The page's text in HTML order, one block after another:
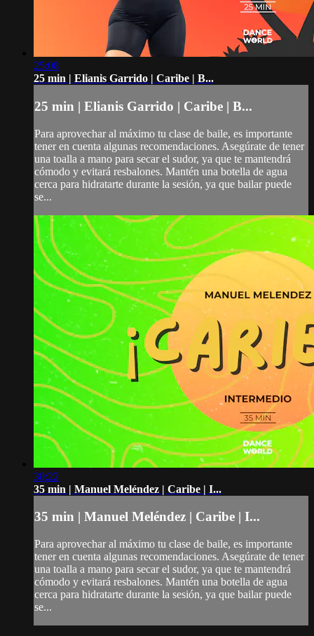
25:08
25 min | Elianis Garrido | Caribe | B...
25 min | Elianis Garrido | Caribe | B...
Para aprovechar al máximo tu clase de baile, es importante
tener en cuenta algunas recomendaciones. Asegúrate de tener
una toalla a mano para secar el sudor, ya que te mantendrá
cómodo y evitará resbalones. Mantén una botella de agua
cerca para hidratarte durante la sesión, ya que bailar puede
se...
30:22
35 min | Manuel Meléndez | Caribe | I...
35 min | Manuel Meléndez | Caribe | I...
Para aprovechar al máximo tu clase de baile, es importante
tener en cuenta algunas recomendaciones. Asegúrate de tener
una toalla a mano para secar el sudor, ya que te mantendrá
cómodo y evitará resbalones. Mantén una botella de agua
cerca para hidratarte durante la sesión, ya que bailar puede
se...